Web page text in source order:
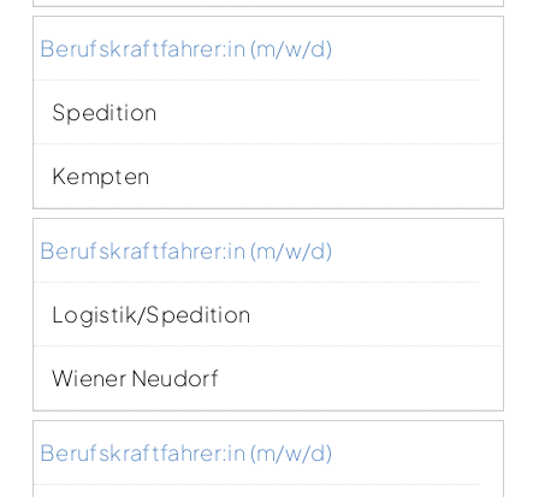
Berufskraftfahrer:in (m/w/d)
Spedition
Kempten
Berufskraftfahrer:in (m/w/d)
Logistik/Spedition
Wiener Neudorf
Berufskraftfahrer:in (m/w/d)